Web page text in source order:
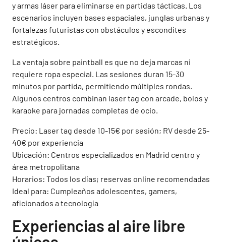
y armas láser para eliminarse en partidas tácticas. Los
escenarios incluyen bases espaciales, junglas urbanas y
fortalezas futuristas con obstáculos y escondites
estratégicos.
La ventaja sobre paintball es que no deja marcas ni
requiere ropa especial. Las sesiones duran 15-30
minutos por partida, permitiendo múltiples rondas.
Algunos centros combinan laser tag con arcade, bolos y
karaoke para jornadas completas de ocio.
Precio: Laser tag desde 10-15€ por sesión; RV desde 25-
40€ por experiencia
Ubicación: Centros especializados en Madrid centro y
área metropolitana
Horarios: Todos los días; reservas online recomendadas
Ideal para: Cumpleaños adolescentes, gamers,
aficionados a tecnología
Experiencias al aire libre